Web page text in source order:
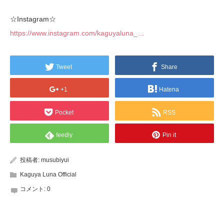
☆Instagram☆
https://www.instagram.com/kaguyaluna_…
Tweet Share
+1 Hatena
Pocket RSS
feedly Pin it
投稿者: musubiyui
Kaguya Luna Official
コメント: 0